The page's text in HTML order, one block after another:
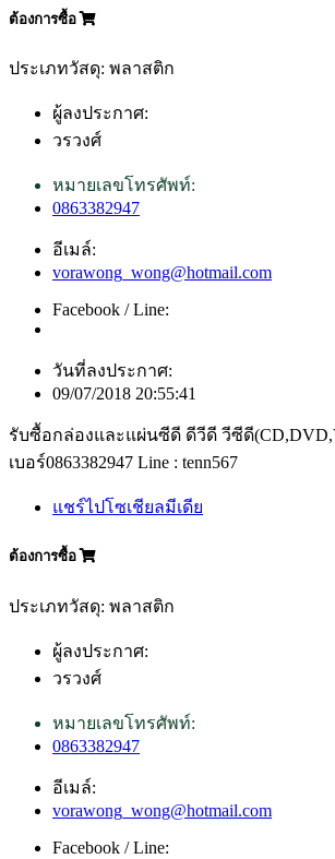
ต้องการซื้อ
ประเภทวัสดุ: พลาสติก
ผู้ลงประกาศ:
วรวงศ์
หมายเลขโทรศัพท์:
0863382947
อีเมล์:
vorawong_wong@hotmail.com
Facebook / Line:
วันที่ลงประกาศ:
09/07/2018 20:55:41
รับซื้อกล่องและแผ่นซีดี ดีวีดี วีซีดี
เบอร์0863382947 Line : tenn567
แชร์ไปโซเชียลมีเดีย
ต้องการซื้อ
ประเภทวัสดุ: พลาสติก
ผู้ลงประกาศ:
วรวงศ์
หมายเลขโทรศัพท์:
0863382947
อีเมล์:
vorawong_wong@hotmail.com
Facebook / Line: